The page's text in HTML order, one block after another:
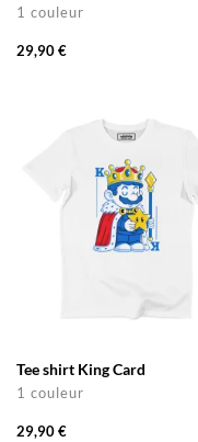
1 couleur
29,90 €
Tee shirt King Card
1 couleur
29,90 €